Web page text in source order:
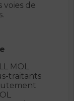
voies de
MOL
traitants